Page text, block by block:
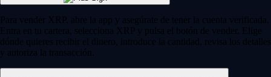
Para vender XRP, abre la app y asegúrate de tener la cuenta verificada.
Entra en tu cartera, selecciona XRP y pulsa el botón de vender. Elige
dónde quieres recibir el dinero, introduce la cantidad, revisa los detalles
y autoriza la transacción.